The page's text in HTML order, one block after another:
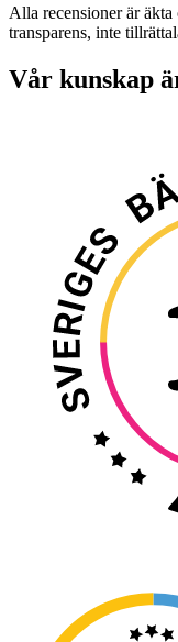
Alla recensioner är
transparens, inte
Vår kunskap